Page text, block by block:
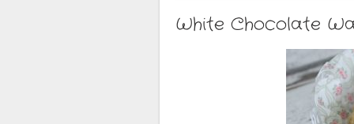
White Chocolate